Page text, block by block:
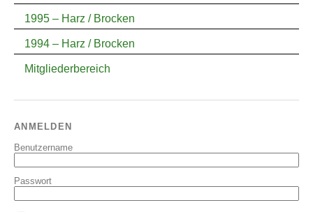
1995 – Harz / Brocken
1994 – Harz / Brocken
Mitgliederbereich
ANMELDEN
Benutzername
Passwort